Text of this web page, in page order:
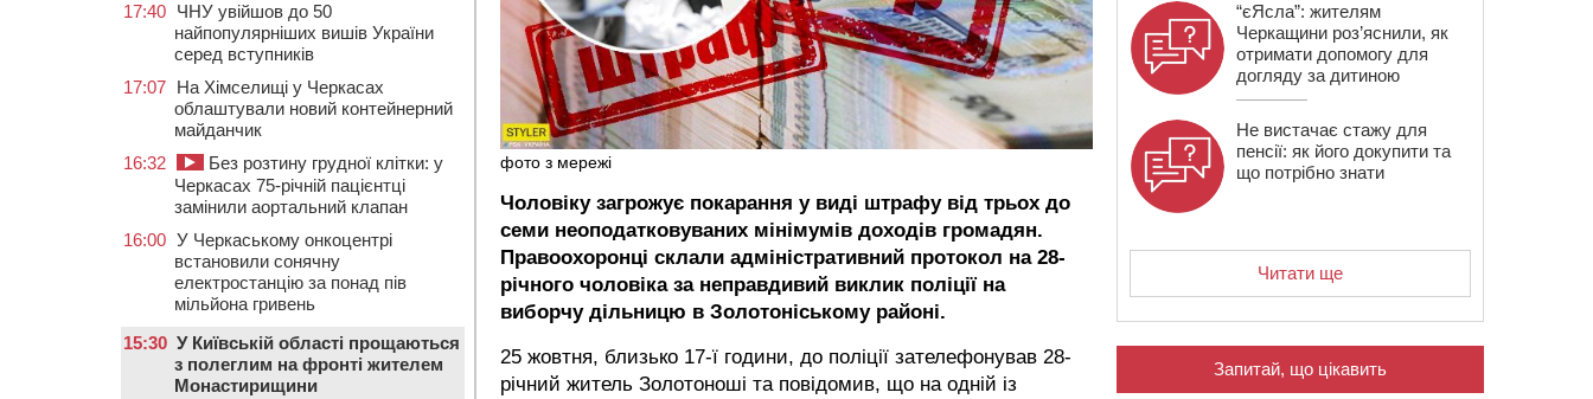
фото з мережі
Чоловіку загрожує покарання у виді штрафу від трьох до
семи неоподатковуваних мінімумів доходів громадян.
Правоохоронці склали адміністративний протокол на 28-
річного чоловіка за неправдивий виклик поліції на
виборчу дільницю в Золотоніському районі.
25 жовтня, близько 17-ї години, до поліції зателефонував 28-
річний житель Золотоноші та повідомив, що на одній із
17:40 ЧНУ увійшов до 50
найпопулярніших вишів України
серед вступників
17:07 На Хімселищі у Черкасах
облаштували новий контейнерний
майданчик
16:32
Без розтину грудної клітки: у
Черкасах 75-річній пацієнтці
замінили аортальний клапан
16:00 У Черкаському онкоцентрі
встановили сонячну
електростанцію за понад пів
мільйона гривень
15:30 У Київській області прощаються
з полеглим на фронті жителем
Монастирищини
“єЯсла”: жителям
Черкащини роз’яснили, як
отримати допомогу для
догляду за дитиною
Не вистачає стажу для
пенсії: як його докупити та
що потрібно знати
Читати ще
Запитай, що цікавить